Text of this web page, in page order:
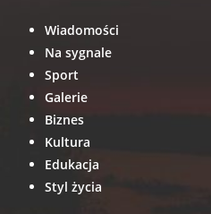
Wiadomości
Na sygnale
Sport
Galerie
Biznes
Kultura
Edukacja
Styl życia